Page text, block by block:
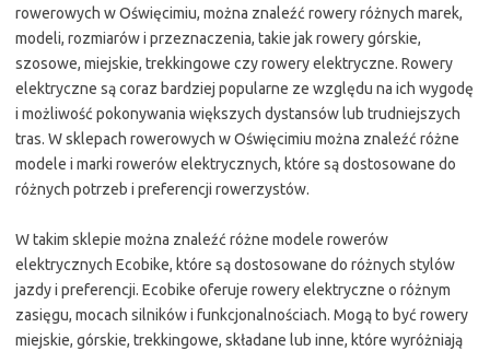
rowerowych w Oświęcimiu, można znaleźć rowery różnych marek,
modeli, rozmiarów i przeznaczenia, takie jak rowery górskie,
szosowe, miejskie, trekkingowe czy rowery elektryczne. Rowery
elektryczne są coraz bardziej popularne ze względu na ich wygodę
i możliwość pokonywania większych dystansów lub trudniejszych
tras. W sklepach rowerowych w Oświęcimiu można znaleźć różne
modele i marki rowerów elektrycznych, które są dostosowane do
różnych potrzeb i preferencji rowerzystów.
W takim sklepie można znaleźć różne modele rowerów
elektrycznych Ecobike, które są dostosowane do różnych stylów
jazdy i preferencji. Ecobike oferuje rowery elektryczne o różnym
zasięgu, mocach silników i funkcjonalnościach. Mogą to być rowery
miejskie, górskie, trekkingowe, składane lub inne, które wyróżniają